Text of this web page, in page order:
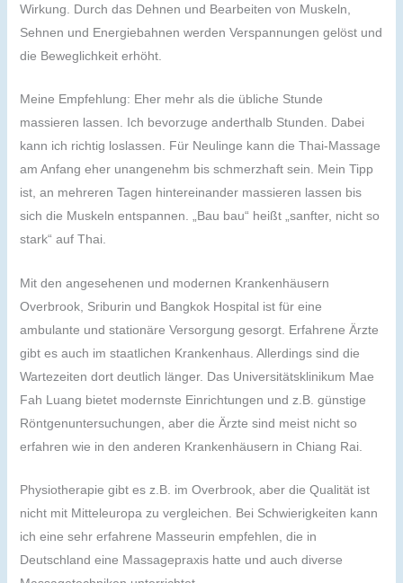
Wirkung. Durch das Dehnen und Bearbeiten von Muskeln,
Sehnen und Energiebahnen werden Verspannungen gelöst und
die Beweglichkeit erhöht.
Meine Empfehlung: Eher mehr als die übliche Stunde
massieren lassen. Ich bevorzuge anderthalb Stunden. Dabei
kann ich richtig loslassen. Für Neulinge kann die Thai-Massage
am Anfang eher unangenehm bis schmerzhaft sein. Mein Tipp
ist, an mehreren Tagen hintereinander massieren lassen bis
sich die Muskeln entspannen. „Bau bau“ heißt „sanfter, nicht so
stark“ auf Thai.
Mit den angesehenen und modernen Krankenhäusern
Overbrook, Sriburin und Bangkok Hospital ist für eine
ambulante und stationäre Versorgung gesorgt. Erfahrene Ärzte
gibt es auch im staatlichen Krankenhaus. Allerdings sind die
Wartezeiten dort deutlich länger. Das Universitätsklinikum Mae
Fah Luang bietet modernste Einrichtungen und z.B. günstige
Röntgenuntersuchungen, aber die Ärzte sind meist nicht so
erfahren wie in den anderen Krankenhäusern in Chiang Rai.
Physiotherapie gibt es z.B. im Overbrook, aber die Qualität ist
nicht mit Mitteleuropa zu vergleichen. Bei Schwierigkeiten kann
ich eine sehr erfahrene Masseurin empfehlen, die in
Deutschland eine Massagepraxis hatte und auch diverse